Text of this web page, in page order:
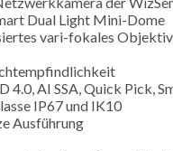
Dual Light Mini-Dome
vari-fokales Objektiv
4.0, AI SSA, Quick Pick,
IP67 und IK10
Ausführung